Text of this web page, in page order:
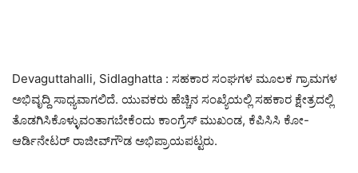
Devaguttahalli, Sidlaghatta : ಸಹಕಾರ ಸಂಘಗಳ ಮೂಲಕ ಗ್ರಾಮಗಳ
ಅಭಿವೃದ್ದಿ ಸಾಧ್ಯವಾಗಲಿದೆ. ಯುವಕರು ಹೆಚ್ಚಿನ ಸಂಖ್ಯೆಯಲ್ಲಿ ಸಹಕಾರ ಕ್ಷೇತ್ರದಲ್ಲಿ
ತೊಡಗಿಸಿಕೊಳ್ಳುವಂತಾಗಬೇಕೆಂದು ಕಾಂಗ್ರೆಸ್ ಮುಖಂಡ, ಕೆಪಿಸಿಸಿ ಕೋ-
ಆರ್ಡಿನೇಟರ್ ರಾಜೀವ್‌ಗೌಡ ಅಭಿಪ್ರಾಯಪಟ್ಟರು.